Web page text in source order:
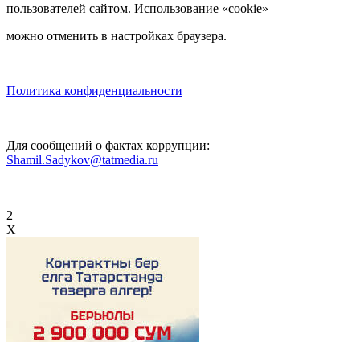
пользователей сайтом. Использование «cookie»
можно отменить в настройках браузера.
Политика конфиденциальности
Для сообщений о фактах коррупции:
Shamil.Sadykov@tatmedia.ru
2
X